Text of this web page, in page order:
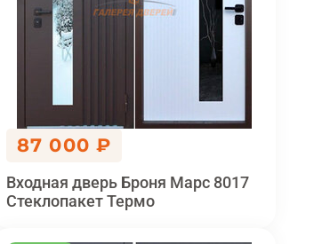
87 000 ₽
Входная дверь Броня Марс 8017
Стеклопакет Термо